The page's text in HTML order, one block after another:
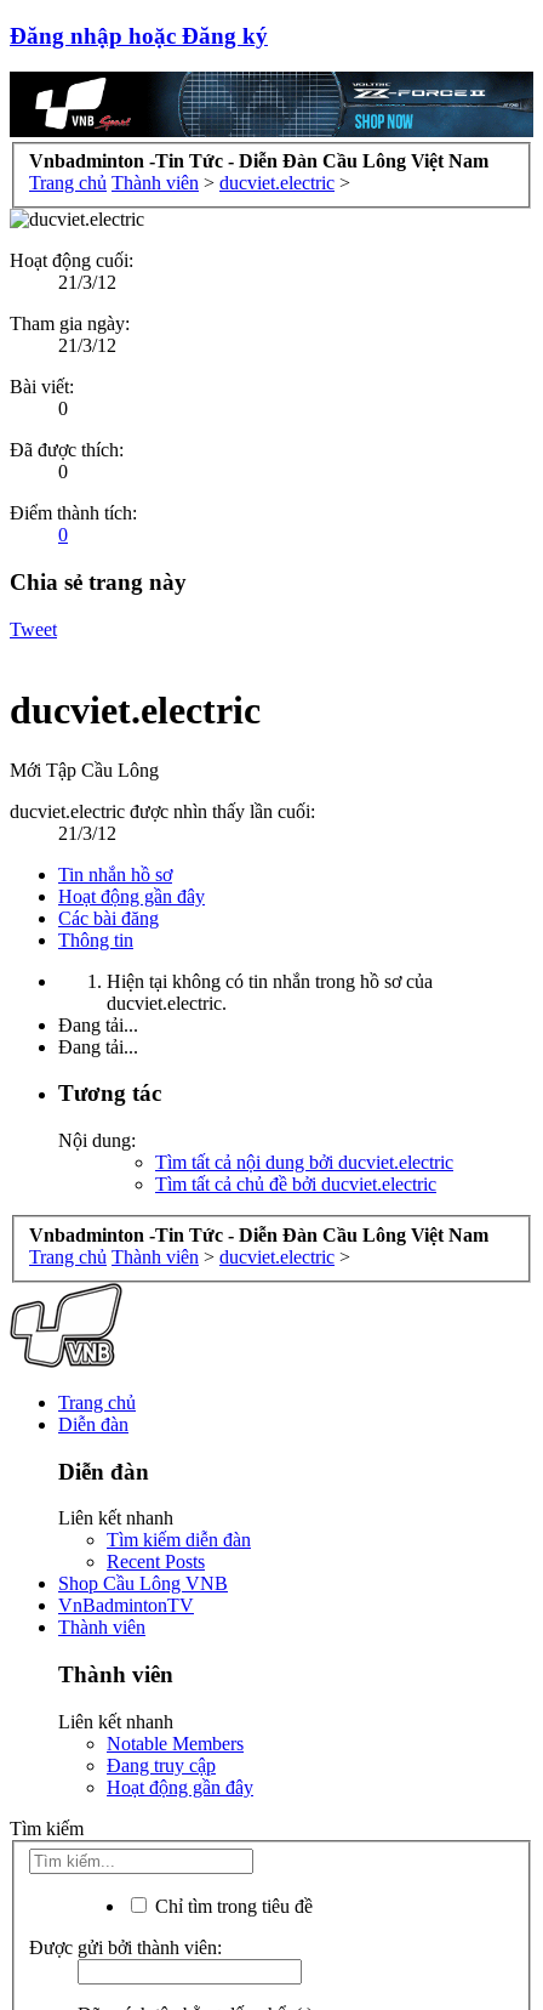
Đăng nhập hoặc Đăng ký
Vnbadminton -Tin Tức - Diễn Đàn Cầu Lông Việt Nam
Trang chủ Thành viên > ducviet.electric >
Hoạt động cuối:
21/3/12
Tham gia ngày:
21/3/12
Bài viết:
0
Đã được thích:
0
Điểm thành tích:
0
Chia sẻ trang này
Tweet
ducviet.electric
Mới Tập Cầu Lông
ducviet.electric được nhìn thấy lần cuối:
21/3/12
Tin nhắn hồ sơ
Hoạt động gần đây
Các bài đăng
Thông tin
Hiện tại không có tin nhắn trong hồ sơ của
ducviet.electric.
Đang tải...
Đang tải...
Tương tác
Nội dung:
Tìm tất cả nội dung bởi ducviet.electric
Tìm tất cả chủ đề bởi ducviet.electric
Vnbadminton -Tin Tức - Diễn Đàn Cầu Lông Việt Nam
Trang chủ Thành viên > ducviet.electric >
Trang chủ
Diễn đàn
Diễn đàn
Liên kết nhanh
Tìm kiếm diễn đàn
Recent Posts
Shop Cầu Lông VNB
VnBadmintonTV
Thành viên
Thành viên
Liên kết nhanh
Notable Members
Đang truy cập
Hoạt động gần đây
Tìm kiếm
Chỉ tìm trong tiêu đề
Được gửi bởi thành viên: